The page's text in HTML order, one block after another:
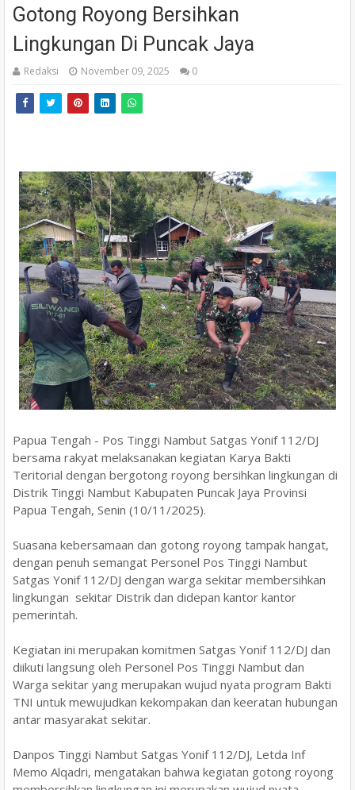
Gotong Royong Bersihkan
Lingkungan Di Puncak Jaya
Redaksi November 09, 2025 0
Papua Tengah - Pos Tinggi Nambut Satgas Yonif 112/DJ
bersama rakyat melaksanakan kegiatan Karya Bakti
Teritorial dengan bergotong royong bersihkan lingkungan di
Distrik Tinggi Nambut Kabupaten Puncak Jaya Provinsi
Papua Tengah, Senin (10/11/2025).
Suasana kebersamaan dan gotong royong tampak hangat,
dengan penuh semangat Personel Pos Tinggi Nambut
Satgas Yonif 112/DJ dengan warga sekitar membersihkan
lingkungan sekitar Distrik dan didepan kantor kantor
pemerintah.
Kegiatan ini merupakan komitmen Satgas Yonif 112/DJ dan
diikuti langsung oleh Personel Pos Tinggi Nambut dan
Warga sekitar yang merupakan wujud nyata program Bakti
TNI untuk mewujudkan kekompakan dan keeratan hubungan
antar masyarakat sekitar.
Danpos Tinggi Nambut Satgas Yonif 112/DJ, Letda Inf
Memo Alqadri, mengatakan bahwa kegiatan gotong royong